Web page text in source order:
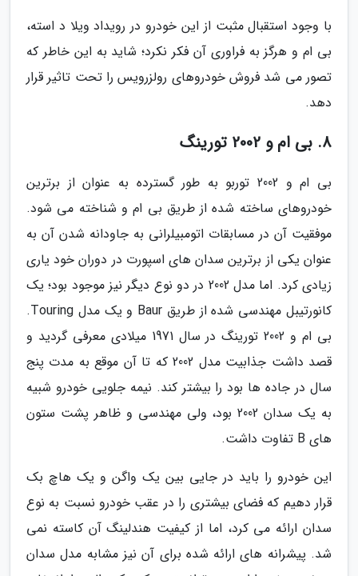
با وجود استقبال مثبت از این خودرو در رویداد ویلا د استه،
بی ام و هرگز به فراوری آن فکر نکرد؛ شاید به این خاطر که
تصور می شد فروش خودروهای رولزرویس را تحت تاثیر قرار
دهد.
8. بی ام و 2002 تورینگ
بی ام و 2002 توربو به طور گسترده به عنوان از برترین
خودروهای ساخته شده از طریق بی ام و شناخته می شود.
موفقیت آن در مسابقات اتومبیلرانی به جاودانه شدن آن به
عنوان یکی از برترین سدان های اسپورت در دوران خود یاری
زیادی کرد. اما مدل 2002 در دو نوع دیگر نیز موجود بود؛ یک
کانورتیبل مهندسی شده از طریق Baur و یک مدل Touring.
بی ام و 2002 تورینگ در سال 1971 میلادی معرفی گردید و
قصد داشت جذابیت مدل 2002 که تا آن موقع به مدت پنج
سال در جاده ها بود را بیشتر کند. نیمه جلویی خودرو شبیه
به یک سدان 2002 بود، ولی مهندسی و ظاهر پشت ستون
های B تفاوت داشت.
این خودرو را باید در جایی بین یک واگن و یک هاچ بک
قرار دهیم که فضای بیشتری را در عقب خودرو نسبت به نوع
سدان ارائه می کرد، اما از کیفیت هندلینگ آن کاسته نمی
شد. پیشرانه های ارائه شده برای آن نیز مشابه مدل سدان